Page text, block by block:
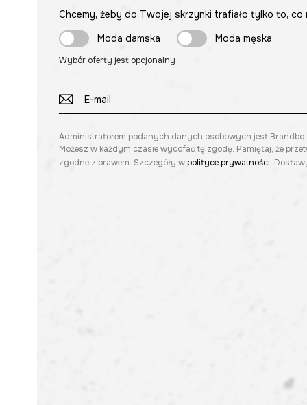
Chcemy, żeby do Twojej skrzynki trafiało tylko to,
Moda damska
Moda męska
Wybór oferty jest opcjonalny
Administratorem podanych danych osobowych jest Brandbq
Możesz w każdym czasie wycofać tę zgodę. Pamiętaj, że
zgodne z prawem. Szczegóły wpolityce prywatności.